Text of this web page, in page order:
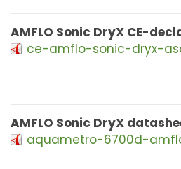
AMFLO Sonic DryX CE-
ce-amflo-sonic-dryx-
AMFLO Sonic DryX
aquametro-6700d-